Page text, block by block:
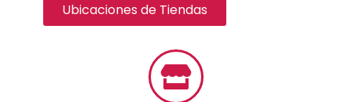
Ubicaciones de Tiendas